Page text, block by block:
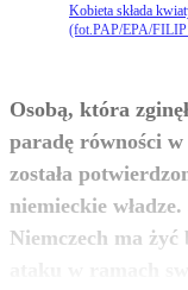
Kobieta składa
(fot.PAP/EPA/
Osobą, która
paradę równości
została
niemieckie
Niemczech ma